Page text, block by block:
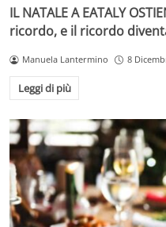
IL NATALE A EATALY
ricordo, e il ricordo
Manuela Lantermino 8
Leggi di più